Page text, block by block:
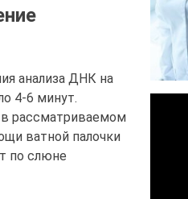
анализа ДНК на
4-6 минут.
рассматриваемом
ватной палочки
по слюне